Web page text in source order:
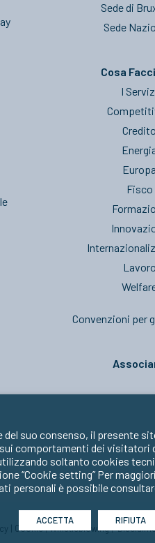
Sede di
Sede
Cosa
I
Credito
Europa
Fisco
Lavoro
Convenzioni per
Cookie|Whistleblowing|
suo consenso, il presente
comportamenti dei
soltanto cookies
“Cookie setting” Per
personali è possibile
ACCETTA RIFIUTA